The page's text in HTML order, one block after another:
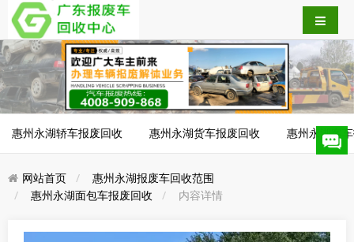
惠州永湖轿车报废回收 惠州永湖货车报废回收 惠州永湖客
网站首页
惠州永湖报废车回收范围
惠州永湖面包车报废回收
内容详情